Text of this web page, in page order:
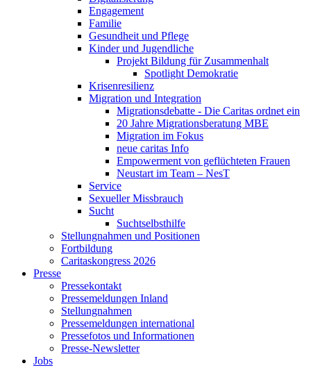
Engagement
Familie
Gesundheit und Pflege
Kinder und Jugendliche
Projekt Bildung für Zusammenhalt
Spotlight Demokratie
Krisenresilienz
Migration und Integration
Migrationsdebatte - Die Caritas ordnet ein
20 Jahre Migrationsberatung MBE
Migration im Fokus
neue caritas Info
Empowerment von geflüchteten Frauen
Neustart im Team – NesT
Service
Sexueller Missbrauch
Sucht
Suchtselbsthilfe
Stellungnahmen und Positionen
Fortbildung
Caritaskongress 2026
Presse
Pressekontakt
Pressemeldungen Inland
Stellungnahmen
Pressemeldungen international
Pressefotos und Informationen
Presse-Newsletter
Jobs